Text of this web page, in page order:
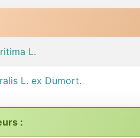
L.
L. ex Dumort.
: